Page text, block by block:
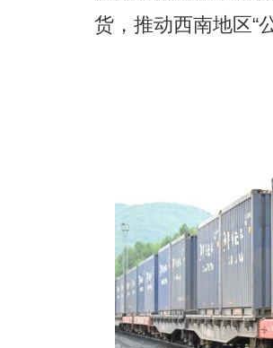
货，推动西南地区“